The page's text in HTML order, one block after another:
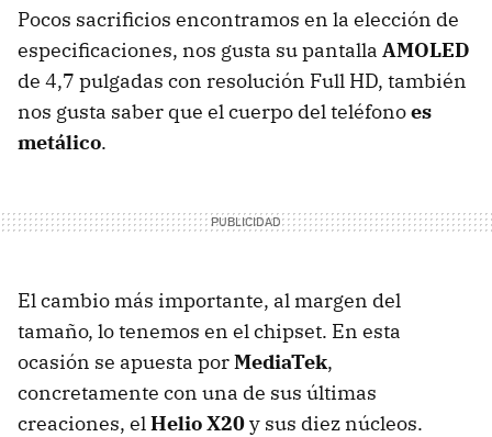
Pocos sacrificios encontramos en la elección de
especificaciones, nos gusta su pantalla AMOLED
de 4,7 pulgadas con resolución Full HD, también
nos gusta saber que el cuerpo del teléfonoes
metálico.
El cambio más importante, al margen del
tamaño, lo tenemos en el chipset. En esta
ocasión se apuesta porMediaTek,
concretamente con una de sus últimas
creaciones, elHelio X20y sus diez núcleos.